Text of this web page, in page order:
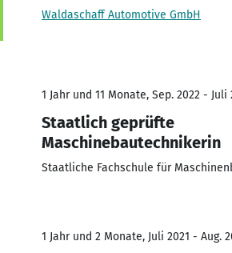
Waldaschaff Automotive GmbH
1 Jahr und 11 Monate, Sep. 2022 - Juli
Staatlich geprüfte
Maschinebautechnikerin
Staatliche Fachschule für
1 Jahr und 2 Monate, Juli 2021 - Aug.